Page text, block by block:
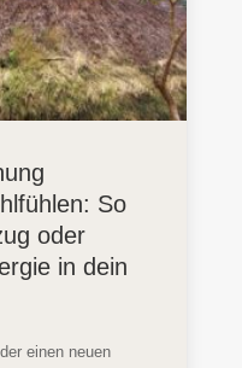
So
oder
in dein
einen neuen